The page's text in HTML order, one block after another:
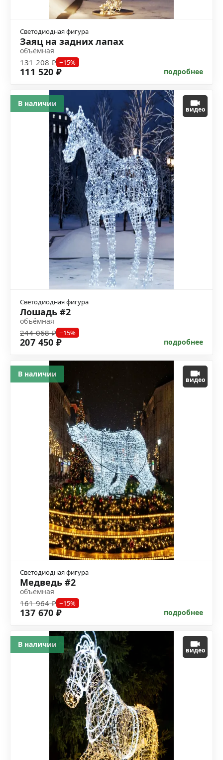
Светодиодная фигура
Заяц на задних лапах
объёмная
131 208 ₽ −15%
111 520 ₽ подробнее
видео
Светодиодная фигура
Лошадь #2
объёмная
244 068 ₽ −15%
207 450 ₽ подробнее
В наличии
видео
Светодиодная фигура
Медведь #2
объёмная
161 964 ₽ −15%
137 670 ₽ подробнее
В наличии
видео
В наличии